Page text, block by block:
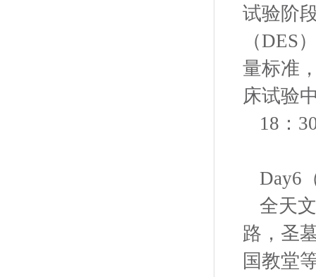
试验阶
（DES
量标准
床试验
18：
Day6
全天
路，圣
国教堂